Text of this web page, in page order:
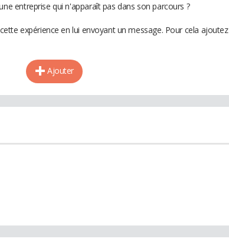
entreprise qui n'apparaît pas dans son parcours ?
expérience en lui envoyant un message. Pour cela ajoutez
Ajouter